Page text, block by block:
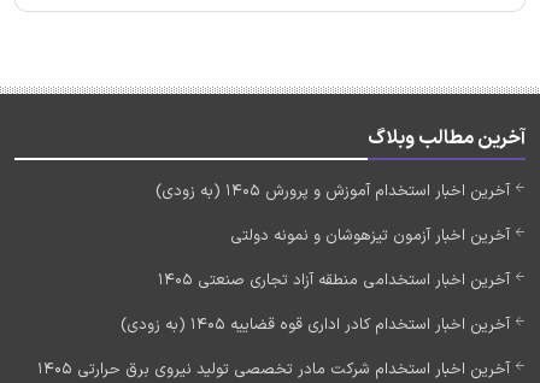
آخرین مطالب وبلاگ
آخرین اخبار استخدام آموزش و پرورش 1405 (به زودی)
آخرین اخبار آزمون تیزهوشان و نمونه دولتی
آخرین اخبار استخدامی منطقه آزاد تجاری صنعتی 1405
آخرین اخبار استخدام کادر اداری قوه قضاییه 1405 (به زودی)
آخرین اخبار استخدام شرکت مادر تخصصی تولید نیروی برق حرارتی 1405